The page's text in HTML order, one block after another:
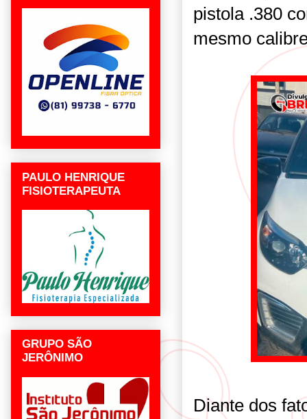
pistola .380
mesmo
Diante dos
PAULO HENRIQUE
FISIOTERAPEUTA
GRUPO SÃO
JERÔNIMO